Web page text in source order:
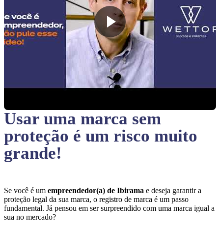
Usar uma marca sem
proteção é um risco muito
grande!
Se você é um empreendedor(a) de Ibirama e deseja garantir a
proteção legal da sua marca, o registro de marca é um passo
fundamental. Já pensou em ser surpreendido com uma marca igual a
sua no mercado?